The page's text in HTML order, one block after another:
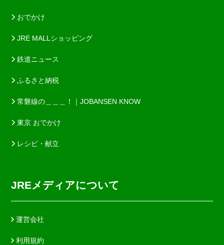
おでかけ
JRE MALLショッピング
鉄道ニュース
ふるさと納税
常磐線の＿＿＿！｜JOBANSEN KNOW
東京 おでかけ
レシピ・献立
JREメディアについて
運営会社
利用規約